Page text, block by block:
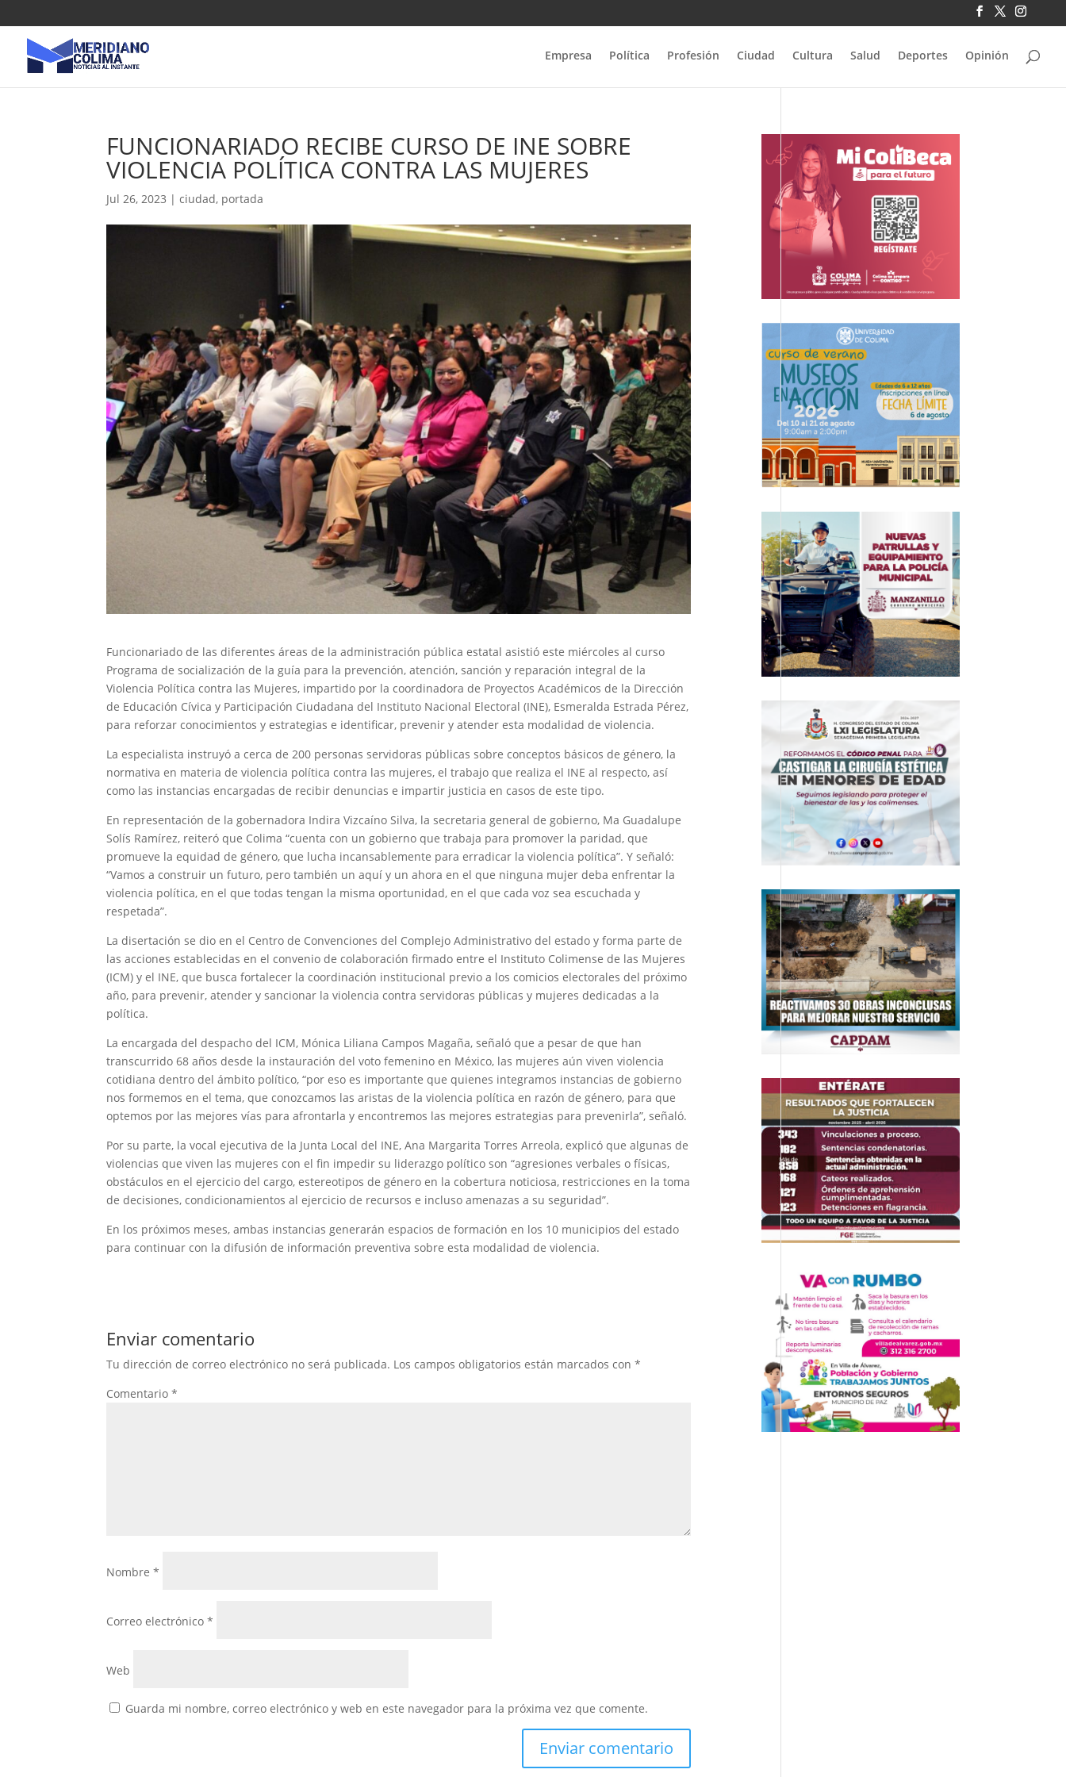
Empresa Política Profesión Ciudad Cultura Salud Deportes Opinión
FUNCIONARIADO RECIBE CURSO DE INE SOBRE
VIOLENCIA POLÍTICA CONTRA LAS MUJERES
Jul 26, 2023 |ciudad, portada
Funcionariado de las diferentes áreas de la administración pública estatal asistió este miércoles al curso
Programa de socialización de la guía para la prevención, atención, sanción y reparación integral de la
Violencia Política contra las Mujeres, impartido por la coordinadora de Proyectos Académicos de la Dirección
de Educación Cívica y Participación Ciudadana del Instituto Nacional Electoral (INE), Esmeralda Estrada Pérez,
para reforzar conocimientos y estrategias e identificar, prevenir y atender esta modalidad de violencia.
La especialista instruyó a cerca de 200 personas servidoras públicas sobre conceptos básicos de género, la
normativa en materia de violencia política contra las mujeres, el trabajo que realiza el INE al respecto, así
como las instancias encargadas de recibir denuncias e impartir justicia en casos de este tipo.
En representación de la gobernadora Indira Vizcaíno Silva, la secretaria general de gobierno, Ma Guadalupe
Solís Ramírez, reiteró que Colima “cuenta con un gobierno que trabaja para promover la paridad, que
promueve la equidad de género, que lucha incansablemente para erradicar la violencia política”. Y señaló:
“Vamos a construir un futuro, pero también un aquí y un ahora en el que ninguna mujer deba enfrentar la
violencia política, en el que todas tengan la misma oportunidad, en el que cada voz sea escuchada y
respetada”.
La disertación se dio en el Centro de Convenciones del Complejo Administrativo del estado y forma parte de
las acciones establecidas en el convenio de colaboración firmado entre el Instituto Colimense de las Mujeres
(ICM) y el INE, que busca fortalecer la coordinación institucional previo a los comicios electorales del próximo
año, para prevenir, atender y sancionar la violencia contra servidoras públicas y mujeres dedicadas a la
política.
La encargada del despacho del ICM, Mónica Liliana Campos Magaña, señaló que a pesar de que han
transcurrido 68 años desde la instauración del voto femenino en México, las mujeres aún viven violencia
cotidiana dentro del ámbito político, “por eso es importante que quienes integramos instancias de gobierno
nos formemos en el tema, que conozcamos las aristas de la violencia política en razón de género, para que
optemos por las mejores vías para afrontarla y encontremos las mejores estrategias para prevenirla”, señaló.
Por su parte, la vocal ejecutiva de la Junta Local del INE, Ana Margarita Torres Arreola, explicó que algunas de
violencias que viven las mujeres con el fin impedir su liderazgo político son “agresiones verbales o físicas,
obstáculos en el ejercicio del cargo, estereotipos de género en la cobertura noticiosa, restricciones en la toma
de decisiones, condicionamientos al ejercicio de recursos e incluso amenazas a su seguridad”.
En los próximos meses, ambas instancias generarán espacios de formación en los 10 municipios del estado
para continuar con la difusión de información preventiva sobre esta modalidad de violencia.
Enviar comentario
Tu dirección de correo electrónico no será publicada. Los campos obligatorios están marcados con*
Comentario*
Nombre*
Correo electrónico*
Web
Guarda mi nombre, correo electrónico y web en este navegador para la próxima vez que comente.